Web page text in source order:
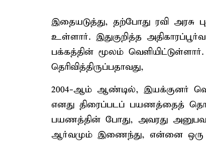
இதையடுத்து, தற்போது ரவி அரசு
உள்ளார். இதுகுறித்த
பக்கத்தின் மூலம்
தெரிவித்திருப்பதாவது,
2004-ஆம் ஆண்டில், இயக்குனர்
எனது திரைப்படப் பயணத்தைத்
பயணத்தின் போது, ​​அவரது
ஆர்வமும் இணைந்து, என்னை ஒரு